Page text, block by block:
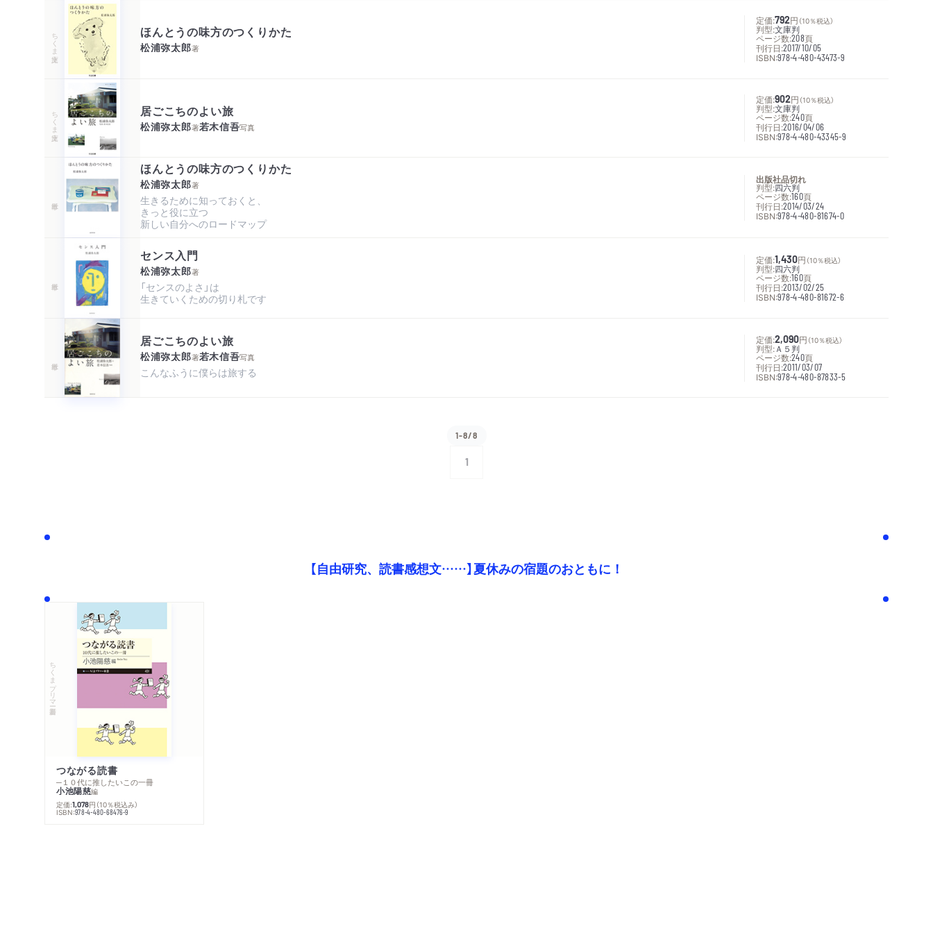
ちくま文庫 ほんとうの味方のつくりかた
松浦弥太郎著
定価:792円 （10％税込）
判型:文庫判
ページ数:208頁
刊行日:2017/10/05
ISBN:978-4-480-43473-9
ちくま文庫 居ごこちのよい旅
松浦弥太郎著若木信吾写真
定価:902円 （10％税込）
判型:文庫判
ページ数:240頁
刊行日:2016/04/06
ISBN:978-4-480-43345-9
ほんとうの味方のつくりかた
松浦弥太郎著
生きるために知っておくと、
きっと役に立つ
新しい自分へのロードマップ
出版社品切れ
判型:四六判
ページ数:160頁
刊行日:2014/03/24
ISBN:978-4-480-81674-0
センス入門
松浦弥太郎著
「センスのよさ」は
生きていくための切り札です
定価:1,430円 （10％税込）
判型:四六判
ページ数:160頁
刊行日:2013/02/25
ISBN:978-4-480-81672-6
居ごこちのよい旅
松浦弥太郎著若木信吾写真
こんなふうに僕らは旅する
定価:2,090円 （10％税込）
判型: Ａ５判
ページ数:240頁
刊行日:2011/03/07
ISBN:978-4-480-87833-5
1-8/8
1
【自由研究、読書感想文……】夏休みの宿題のおともに！
ちくまプリマー新書
つながる読書
─１０代に推したいこの一冊
小池陽慈編
定価:1,078円 （10％税込み）
ISBN:978-4-480-68476-9